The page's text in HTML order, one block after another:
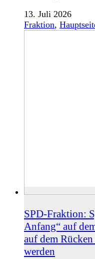
13. Juli 2026
Fraktion,
SPD-Fraktion:
Anfang“ auf
auf dem
werden